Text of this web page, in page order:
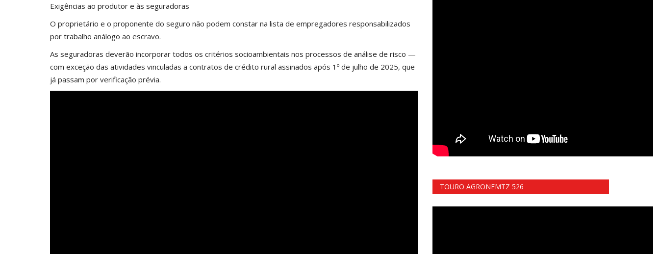
Exigências ao produtor e às seguradoras
O proprietário e o proponente do seguro não podem constar na lista de empregadores responsabilizados
por trabalho análogo ao escravo.
As seguradoras deverão incorporar todos os critérios socioambientais nos processos de análise de risco —
com exceção das atividades vinculadas a contratos de crédito rural assinados após 1º de julho de 2025, que
já passam por verificação prévia.
TOURO AGRONEMTZ 526